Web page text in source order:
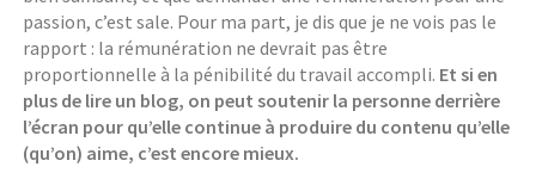
passion, c’est sale. Pour ma part, je dis que je ne vois pas le
rapport : la rémunération ne devrait pas être
proportionnelle à la pénibilité du travail accompli. Et si en
plus de lire un blog, on peut soutenir la personne derrière
l’écran pour qu’elle continue à produire du contenu qu’elle
(qu’on) aime, c’est encore mieux.